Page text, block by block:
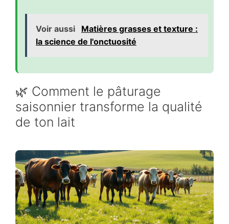
Voir aussi
Matières grasses et texture :
la science de l'onctuosité
🌿 Comment le pâturage
saisonnier transforme la qualité
de ton lait